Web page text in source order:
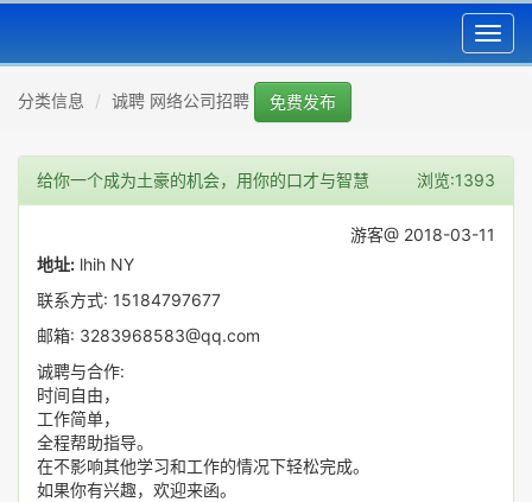
分类信息 诚聘 网络公司招聘 免费发布
给你一个成为土豪的机会，用你的口才与智慧 浏览:1393
游客@ 2018-03-11
地址: lhih NY
联系方式: 15184797677
邮箱: 3283968583@qq.com
诚聘与合作:
时间自由，
工作简单，
全程帮助指导。
在不影响其他学习和工作的情况下轻松完成。
如果你有兴趣，欢迎来函。